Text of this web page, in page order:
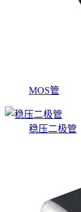
MOS管
稳压二极管